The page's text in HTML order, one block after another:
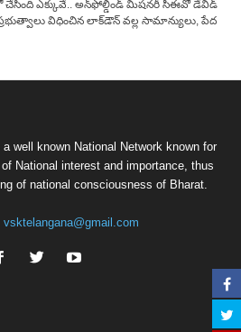
ఎక్కువే.. అన్‌ఫోల్డిండ్ మిష‌న‌రీ సీఈవో డేవిడ్
విధించిన లాక్‌డౌన్ వ‌ల్ల సామాన్యులు, పేద
well known National Network known for
National interest and importance, thus
of national consciousness of Bharat.
vsktelangana@gmail.com